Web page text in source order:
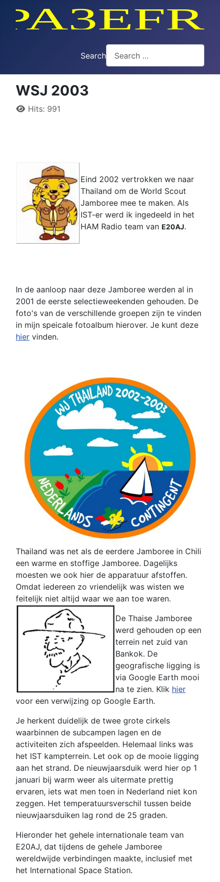
Search
WSJ 2003
DetailsHits: 991
Eind 2002 vertrokken we naar
Thailand om de World Scout
Jamboree mee te maken. Als
IST-er werd ik ingedeeld in het
HAM Radio team van E20AJ.
In de aanloop naar deze Jamboree werden al in
2001 de eerste selectieweekenden gehouden. De
foto's van de verschillende groepen zijn te vinden
in mijn speicale fotoalbum hierover. Je kunt deze
hier vinden.
Thailand was net als de eerdere Jamboree in Chili
een warme en stoffige Jamboree. Dagelijks
moesten we ook hier de apparatuur afstoffen.
Omdat iedereen zo vriendelijk was wisten we
feitelijk niet altijd waar we aan toe waren.
De Thaise Jamboree
werd gehouden op een
terrein net zuid van
Bankok. De
geografische ligging is
via Google Earth mooi
na te zien. Klik hier
voor een verwijzing op Google Earth.
Je herkent duidelijk de twee grote cirkels
waarbinnen de subcampen lagen en de
activiteiten zich afspeelden. Helemaal links was
het IST kampterrein. Let ook op de mooie ligging
aan het strand. De nieuwjaarsduik werd hier op 1
januari bij warm weer als uitermate prettig
ervaren, iets wat men toen in Nederland niet kon
zeggen. Het temperatuursverschil tussen beide
nieuwjaarsduiken lag rond de 25 graden.
Hieronder het gehele internationale team van
E20AJ, dat tijdens de gehele Jamboree
wereldwijde verbindingen maakte, inclusief met
het International Space Station.